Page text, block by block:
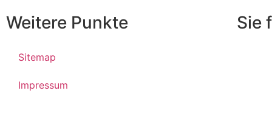
Weitere Punkte
Sitemap
Impressum
Sie